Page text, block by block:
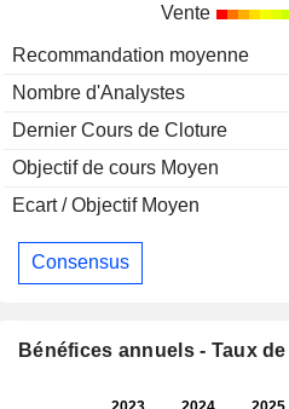
Vente
Recommandation moyenne
Nombre d'Analystes
Dernier Cours de Cloture
Objectif de cours Moyen
Ecart / Objectif Moyen
Consensus
Bénéfices annuels - Taux